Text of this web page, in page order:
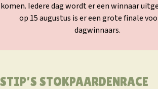
komen. Iedere dag wordt er een winnaar
op 15 augustus is er een grote finale
dagwinnaars.
STIP’S STOKPAARDENRACE